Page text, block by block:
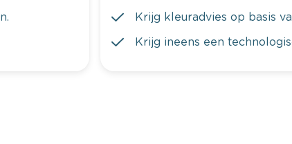
Krijg kleuradvies op basis
Krijg ineens een